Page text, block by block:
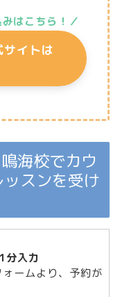
はこちら ！／
サイトは
海校でカウ
スンを受け
分入力
ームより、予約が